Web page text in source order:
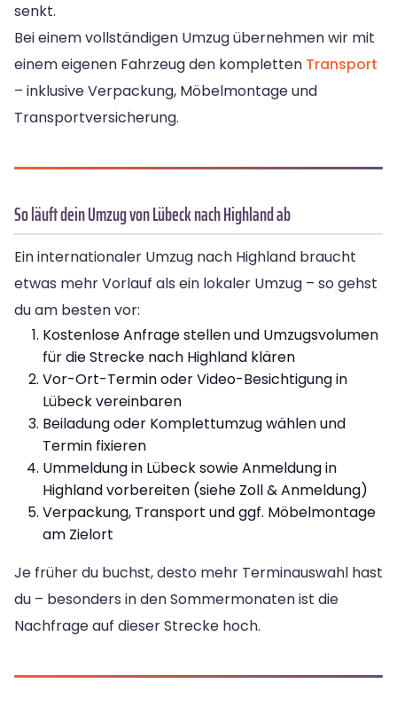
senkt.
Bei einem vollständigen Umzug übernehmen wir mit
einem eigenen Fahrzeug den kompletten Transport
– inklusive Verpackung, Möbelmontage und
Transportversicherung.
So läuft dein Umzug von Lübeck nach Highland ab
Ein internationaler Umzug nach Highland braucht
etwas mehr Vorlauf als ein lokaler Umzug – so gehst
du am besten vor:
Kostenlose Anfrage stellen und Umzugsvolumen
für die Strecke nach Highland klären
Vor-Ort-Termin oder Video-Besichtigung in
Lübeck vereinbaren
Beiladung oder Komplettumzug wählen und
Termin fixieren
Ummeldung in Lübeck sowie Anmeldung in
Highland vorbereiten (siehe Zoll & Anmeldung)
Verpackung, Transport und ggf. Möbelmontage
am Zielort
Je früher du buchst, desto mehr Terminauswahl hast
du – besonders in den Sommermonaten ist die
Nachfrage auf dieser Strecke hoch.